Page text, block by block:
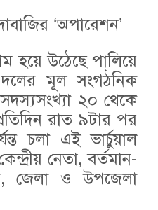
‘অপারেশন’
হয়ে উঠেছে পালিয়ে
দলের মূল সংগঠনিক
সদস্যসংখ্যা ২০ থেকে
রাত ৯টার পর
চলা এই ভার্চুয়াল
নেতা, বর্তমান-
জেলা ও উপজেলা